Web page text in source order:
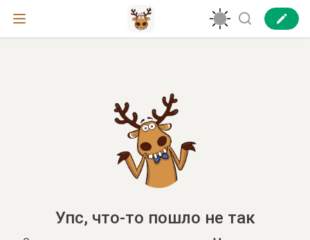
Упс, что-то пошло не так